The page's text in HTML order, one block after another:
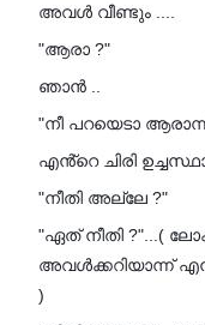
അവൾ വീണ്ടും ....
"ആരാ ?"
ഞാൻ ..
"നീ പറയെടാ
എൻ്റെ ചിരി
"നീതി അല്ലേ ?"
"ഏത് നീതി ?"...(
അവൾക്കറിയാന്ന്
)